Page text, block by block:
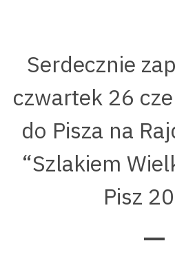
Serdecznie
czwartek 26
do Pisza na
“Szlakiem
Pisz